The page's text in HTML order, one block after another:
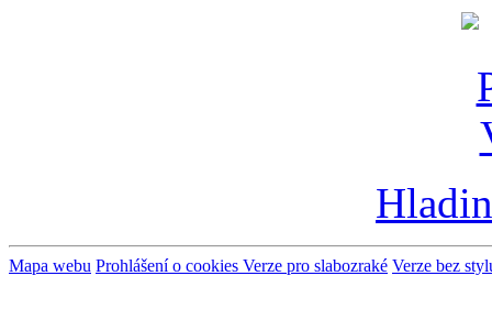
Mapa webu Prohlášení o cookies Verze pro slabozraké Verze bez